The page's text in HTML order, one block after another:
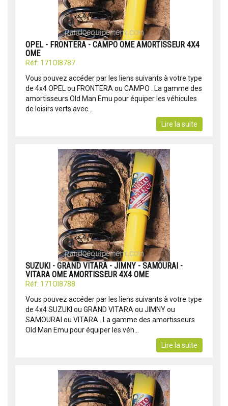
OPEL - FRONTERA - CAMPO OME AMORTISSEUR 4X4
OME
Réf: 171OI8787
Vous pouvez accéder par les liens suivants à votre type
de 4x4 OPEL ou FRONTERA ou CAMPO . La gamme des
amortisseurs Old Man Emu pour équiper les véhicules
de loisirs verts avec...
Lire la suite
SUZUKI - GRAND VITARA - JIMNY - SAMOURAI -
VITARA OME AMORTISSEUR 4X4 OME
Réf: 171OI8788
Vous pouvez accéder par les liens suivants à votre type
de 4x4 SUZUKI ou GRAND VITARA ou JIMNY ou
SAMOURAI ou VITARA . La gamme des amortisseurs
Old Man Emu pour équiper les véh...
Lire la suite